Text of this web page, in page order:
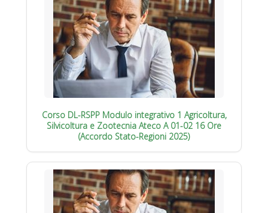
Corso DL-RSPP Modulo integrativo 1 Agricoltura,
Silvicoltura e Zootecnia Ateco A 01-02 16 Ore
(Accordo Stato-Regioni 2025)